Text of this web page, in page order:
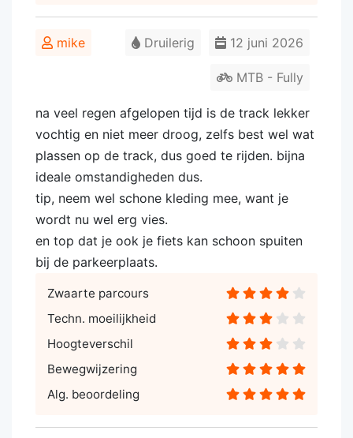
mike 12 juni 2026
Druilerig
MTB - Fully
na veel regen afgelopen tijd is de track lekker
vochtig en niet meer droog, zelfs best wel wat
plassen op de track, dus goed te rijden. bijna
ideale omstandigheden dus.
tip, neem wel schone kleding mee, want je
wordt nu wel erg vies.
en top dat je ook je fiets kan schoon spuiten
bij de parkeerplaats.
Zwaarte parcours
Techn. moeilijkheid
Hoogteverschil
Bewegwijzering
Alg. beoordeling